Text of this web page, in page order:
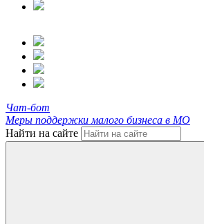
Чат-бот
Меры поддержки малого бизнеса в МО
Найти на сайте